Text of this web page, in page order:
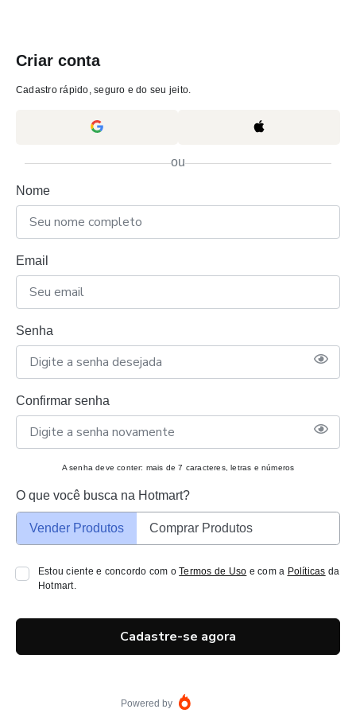
Criar conta
Cadastro rápido, seguro e do seu jeito.
ou
Nome
Email
Senha
Confirmar senha
A senha deve conter: mais de 7 caracteres, letras e números
O que você busca na Hotmart?
Vender Produtos Comprar Produtos
Estou ciente e concordo com oTermos de Uso e com a Políticas da
Hotmart.
Cadastre-se agora
Powered by